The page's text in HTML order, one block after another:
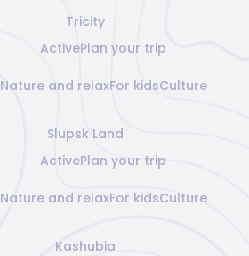
Tricity
ActivePlan your trip
Nature and relaxFor kidsCulture
Slupsk Land
ActivePlan your trip
Nature and relaxFor kidsCulture
Kashubia